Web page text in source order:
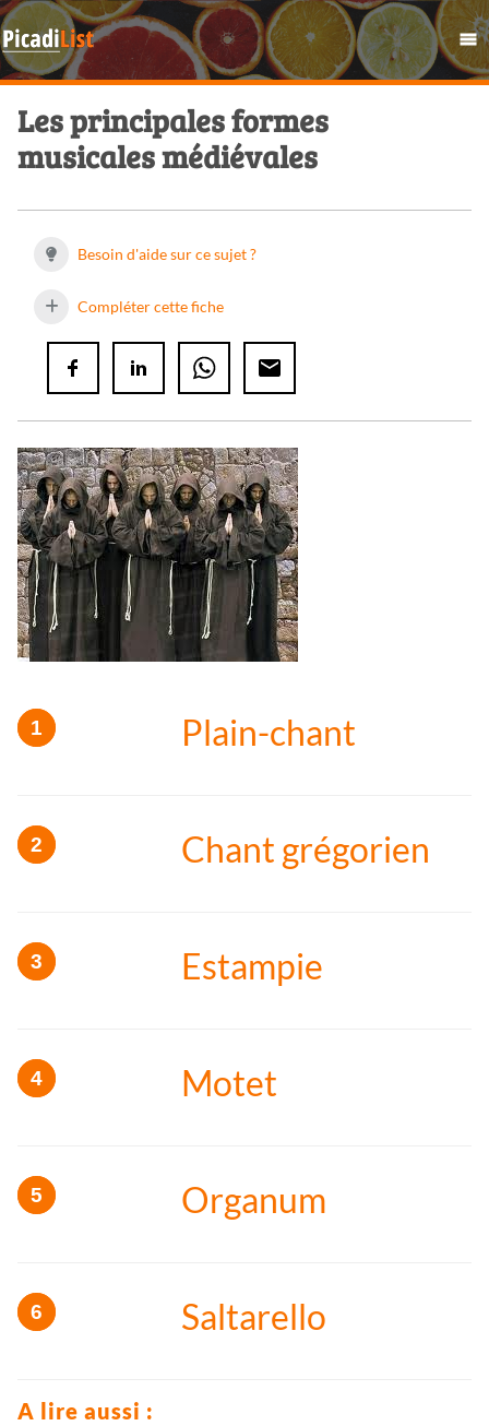
Les principales formes
musicales médiévales
Besoin d'aide sur ce sujet ?
Compléter cette fiche
Plain-chant
Chant grégorien
Estampie
Motet
Organum
Saltarello
A lire aussi :